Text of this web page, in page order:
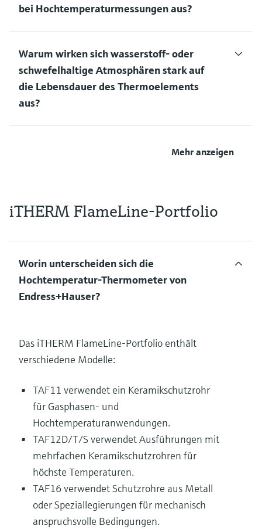
bei Hochtemperaturmessungen aus?
Warum wirken sich wasserstoff- oder
schwefelhaltige Atmosphären stark auf
die Lebensdauer des Thermoelements
aus?
Mehr anzeigen
iTHERM FlameLine-Portfolio
Worin unterscheiden sich die
Hochtemperatur-Thermometer von
Endress+Hauser?
Das iTHERM FlameLine-Portfolio enthält
verschiedene Modelle:
TAF11 verwendet ein Keramikschutzrohr
für Gasphasen- und
Hochtemperaturanwendungen.
TAF12D/T/S verwendet Ausführungen mit
mehrfachen Keramikschutzrohren für
höchste Temperaturen.
TAF16 verwendet Schutzrohre aus Metall
oder Speziallegierungen für mechanisch
anspruchsvolle Bedingungen.